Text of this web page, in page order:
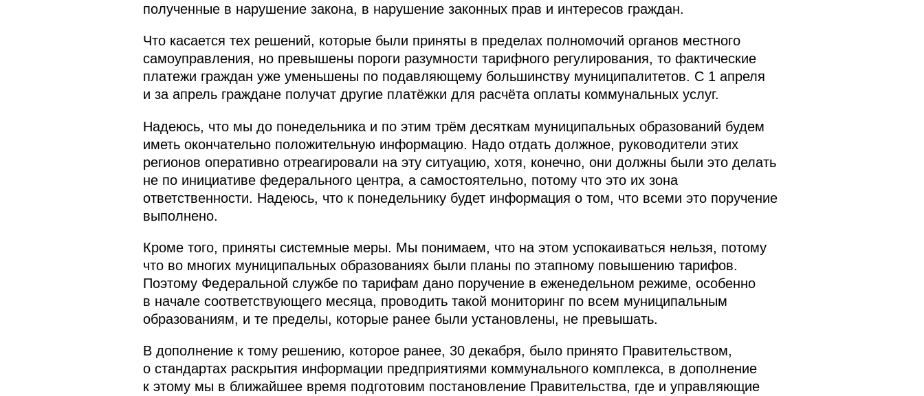
полученные в нарушение закона, в нарушение законных прав и интересов граждан.
Что касается тех решений, которые были приняты в пределах полномочий органов местного
самоуправления, но превышены пороги разумности тарифного регулирования, то фактические
платежи граждан уже уменьшены по подавляющему большинству муниципалитетов. С 1 апреля
и за апрель граждане получат другие платёжки для расчёта оплаты коммунальных услуг.
Надеюсь, что мы до понедельника и по этим трём десяткам муниципальных образований будем
иметь окончательно положительную информацию. Надо отдать должное, руководители этих
регионов оперативно отреагировали на эту ситуацию, хотя, конечно, они должны были это делать
не по инициативе федерального центра, а самостоятельно, потому что это их зона
ответственности. Надеюсь, что к понедельнику будет информация о том, что всеми это поручение
выполнено.
Кроме того, приняты системные меры. Мы понимаем, что на этом успокаиваться нельзя, потому
что во многих муниципальных образованиях были планы по этапному повышению тарифов.
Поэтому Федеральной службе по тарифам дано поручение в еженедельном режиме, особенно
в начале соответствующего месяца, проводить такой мониторинг по всем муниципальным
образованиям, и те пределы, которые ранее были установлены, не превышать.
В дополнение к тому решению, которое ранее, 30 декабря, было принято Правительством,
о стандартах раскрытия информации предприятиями коммунального комплекса, в дополнение
к этому мы в ближайшее время подготовим постановление Правительства, где и управляющие